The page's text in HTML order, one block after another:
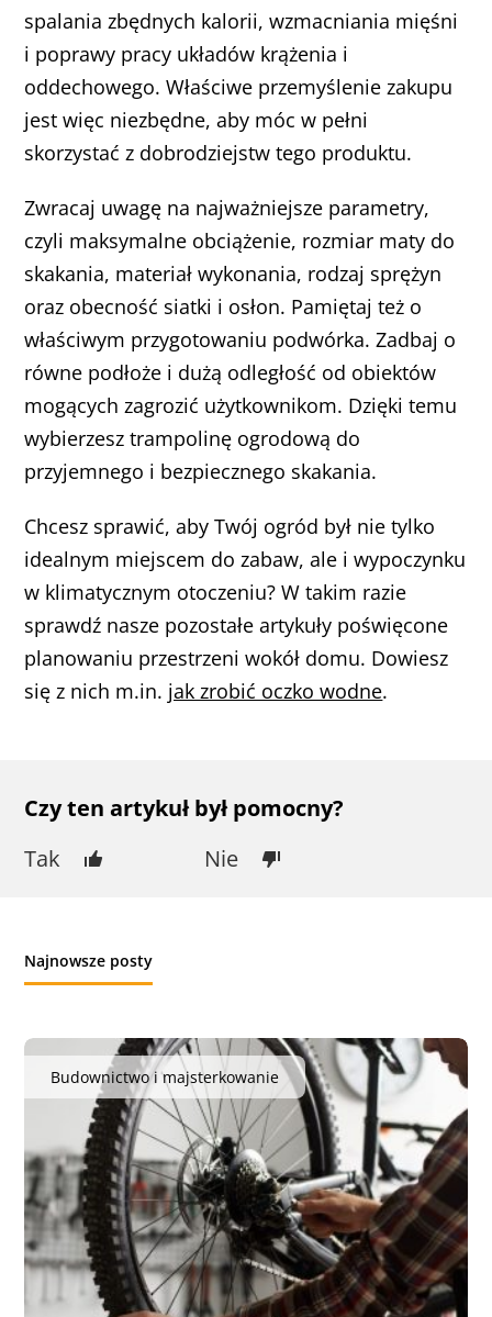
spalania zbędnych kalorii, wzmacniania mięśni
i poprawy pracy układów krążenia i
oddechowego. Właściwe przemyślenie zakupu
jest więc niezbędne, aby móc w pełni
skorzystać z dobrodziejstw tego produktu.
Zwracaj uwagę na najważniejsze parametry,
czyli maksymalne obciążenie, rozmiar maty do
skakania, materiał wykonania, rodzaj sprężyn
oraz obecność siatki i osłon. Pamiętaj też o
właściwym przygotowaniu podwórka. Zadbaj o
równe podłoże i dużą odległość od obiektów
mogących zagrozić użytkownikom. Dzięki temu
wybierzesz trampolinę ogrodową do
przyjemnego i bezpiecznego skakania.
Chcesz sprawić, aby Twój ogród był nie tylko
idealnym miejscem do zabaw, ale i wypoczynku
w klimatycznym otoczeniu? W takim razie
sprawdź nasze pozostałe artykuły poświęcone
planowaniu przestrzeni wokół domu. Dowiesz
się z nich m.in. jak zrobić oczko wodne.
Czy ten artykuł był pomocny?
Tak
Nie
Najnowsze posty
Budownictwo i majsterkowanie